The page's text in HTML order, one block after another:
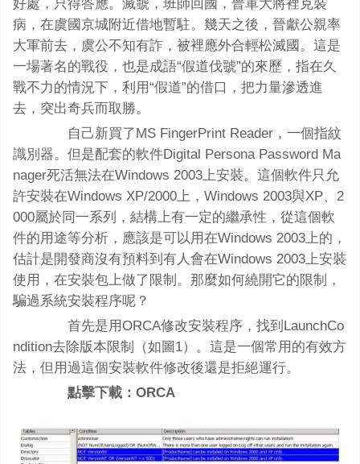
好處，只得答應。滅虢，班師回國，晉軍大將裡克裝
病，在虞國京城附近借地暫駐。幾天之後，晉獻公親率
大軍前去，虞公不知有詐，被裡應外合輕松滅國。這是
一場著名的戰役，也是成語“假道伐虢”的來歷，指在久
戰不力的情況下，利用“假道”的借口，把力量滲透進
去，突出奇兵而取勝。
自己新買了MS FingerPrint Reader，一個指紋
識別器。但是配套的軟件Digital Persona Password Ma
nager死活無法在Windows 2003上安裝。這個軟件只允
許安裝在Windows XP/2000上，Windows 2003與XP、2
000屬於同一系列，結構上有一定的繼承性，從這個軟
件的用途等分析，應該是可以用在Windows 2003上的，
估計是開發商沒有預料到有人會在Windows 2003上安裝
使用，在安裝包上做了限制。那麼如何繞開它的限制，
騙過系統安裝程序呢？
首先是用ORCA修改安裝程序，找到LaunchCo
ndition去除版本限制（如圖1）。這是一個常用的有效方
法，但用過這個安裝軟件修改後還是拒絕運行。
點擊下載：ORCA